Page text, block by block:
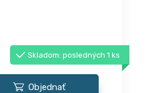
Skladom: posledných 1 ks
Objednať